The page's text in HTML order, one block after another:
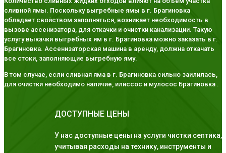
сливной ямы. Поскольку выгребные ямы в г. Брагиновка
обладает свойством заполняться, возникает необходимость в
вызове ассенизатора, для откачки и очистки канализации. Такую
услугу выкачки выгребных ям в г. Брагиновка можно заказать в г.
Брагиновка. Ассенизаторская машина в аренду, должна откачать
все стоки, заполняющие выгребную яму.
В том случае, если сливная яма в г. Брагиновка сильно заилилась,
для очистки необходимо наличие, илиссос и мулосос Брагиновка .
ДОСТУПНЫЕ ЦЕНЫ
У нас доступные цены на услуги чистки септика,
учитывая расходы на технику, инструменты и